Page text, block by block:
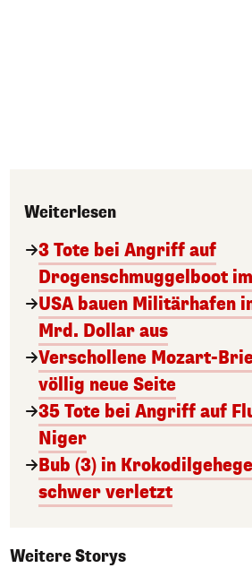
Weiterlesen
3 Tote bei Angriff auf
Drogenschmuggelboot
USA bauen Militärhafen
Mrd. Dollar aus
Verschollene Mozart-
völlig neue Seite
35 Tote bei Angriff auf
Niger
Bub (3) in
schwer verletzt
Weitere Storys